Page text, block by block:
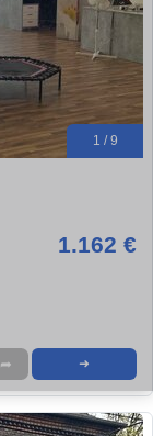
1 / 9
1.162 €
➦ ➜